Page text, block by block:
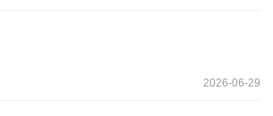
2026-06-29